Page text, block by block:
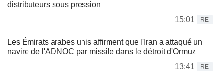
distributeurs sous pression
15:01
RE
Les Émirats arabes unis affirment que l'Iran a attaqué un
navire de l'ADNOC par missile dans le détroit d'Ormuz
13:41
RE